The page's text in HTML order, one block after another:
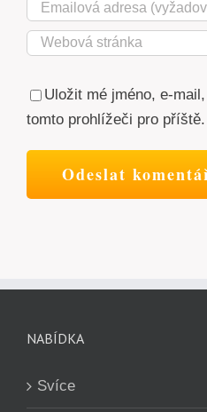
Uložit mé jméno, e-
tomto prohlížeči pro příště.
NABÍDKA
Svíce